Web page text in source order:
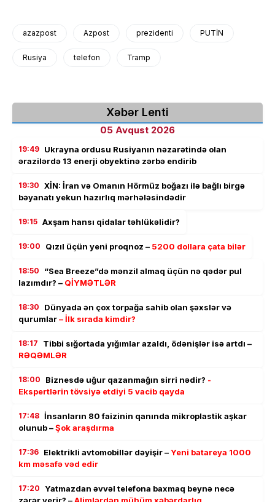
azazpost Azpost prezidenti PUTİN
Rusiya telefon Tramp
Xəbər Lenti
05 Avqust 2026
19:49 Ukrayna ordusu Rusiyanın nəzarətində olan
ərazilərdə 13 enerji obyektinə zərbə endirib
19:30 XİN: İran və Omanın Hörmüz boğazı ilə bağlı birgə
bəyanatı yekun hazırlıq mərhələsindədir
19:15 Axşam hansı qidalar təhlükəlidir?
19:00 Qızıl üçün yeni proqnoz – 5200 dollara çata bilər
18:50
“Sea Breeze”də mənzil almaq üçün nə qədər pul
lazımdır? – QİYMƏTLƏR
18:30
Dünyada ən çox torpağa sahib olan şəxslər və
qurumlar– İlk sırada kimdir?
18:17
Tibbi sığortada yığımlar azaldı, ödənişlər isə artdı –
RƏQƏMLƏR
18:00 Biznesdə uğur qazanmağın sirri nədir? -
Ekspertlərin tövsiyə etdiyi 5 vacib qayda
17:48 İnsanların 80 faizinin qanında mikroplastik aşkar
olunub –Şok araşdırma
17:36 Elektrikli avtomobillər dəyişir –Yeni batareya 1000
km məsafə vəd edir
17:20 Yatmazdan əvvəl telefona baxmaq beynə necə